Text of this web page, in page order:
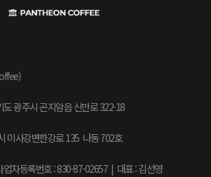
광주시 곤지암읍 신만로 322-18
미사강변한강로 135 나동 702호
자등록번호 : 830-87-02657 | 대표 : 김선영